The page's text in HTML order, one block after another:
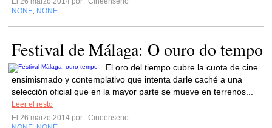
NONE NONE
Festival de Málaga: O ouro do tempo
El oro del tiempo cubre la cuota de cine
ensimismado y contemplativo que intenta darle caché a una
selección oficial que en la mayor parte se mueve en terrenos...
Leer el resto
El 26 marzo 2014 por
Cineenserio